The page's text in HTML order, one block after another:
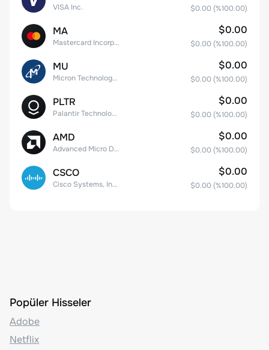
VISA Inc. $0.00 (%100.00)
MA
Mastercard Incorporated
$0.00
$0.00 (%100.00)
MU
Micron Technology, Inc.
$0.00
$0.00 (%100.00)
PLTR
Palantir Technologies Inc. Class A Common Stock
$0.00
$0.00 (%100.00)
AMD
Advanced Micro Devices
$0.00
$0.00 (%100.00)
CSCO
Cisco Systems, Inc. Common Stock (DE)
$0.00
$0.00 (%100.00)
Popüler Hisseler
Adobe
Netflix